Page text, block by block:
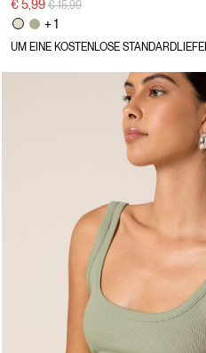
€ 5,99 € 15,99
+ 1
UM EINE KOSTENLOSE